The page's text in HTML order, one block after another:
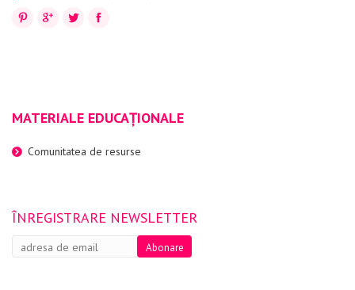
Facebook
Twitter
Google+
Pinterest
MATERIALE EDUCAȚIONALE
Comunitatea de resurse
ÎNREGISTRARE NEWSLETTER